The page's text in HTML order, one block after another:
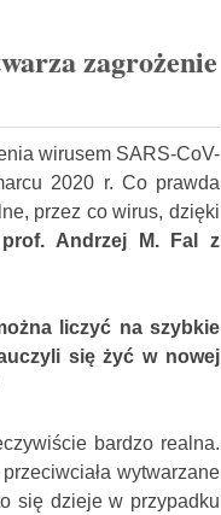
zagrożenie
wirusem SARS-CoV-
2020 r. Co prawda
przez co wirus, dzięki
Andrzej M. Fal z
liczyć na szybkie
się żyć w nowej
bardzo realna.
wytwarzane
się dzieje w przypadku